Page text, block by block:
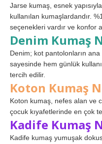
Jarse kumaş, esnek
kullanılan kumaşlardandır.
seçenekleri vardır ve konfor
Denim Kumaş
Denim; kot pantolonların
sayesinde hem günlük
tercih edilir.
Koton Kumaş
Koton kumaş, nefes alan ve
çocuk kıyafetlerinde en çok
Kadife Kumaş
Kadife kumaş yumuşak